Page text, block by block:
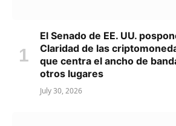
El Senado de EE. UU.
Claridad de las
que centra el ancho de
otros lugares
July 30, 2026